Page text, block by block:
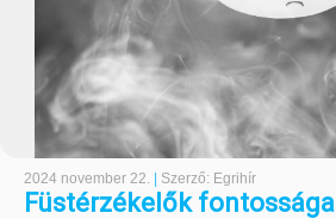
2024 november 22. Szerző: Egrihír
Füstérzékelők fontossága